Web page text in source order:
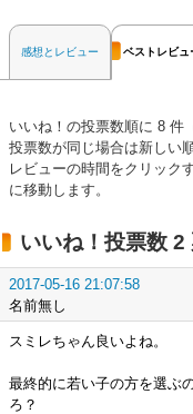
感想とレビュー ベストレビュ
いいね！の投票数順に 8 件
投票数が同じ場合は新しい順
レビューの時間をクリック
に移動します。
いいね！投票数 2
2017-05-16 21:07:58
名前無し
スミレちゃん良いよね。
最終的に若い子の方を選ぶ
ろ？